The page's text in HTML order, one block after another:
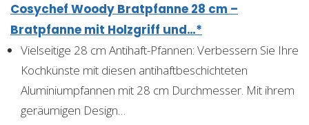
Cosychef Woody Bratpfanne 28 cm –
Bratpfanne mit Holzgriff und…*
Vielseitige 28 cm Antihaft-Pfannen: Verbessern Sie Ihre
Kochkünste mit diesen antihaftbeschichteten
Aluminiumpfannen mit 28 cm Durchmesser. Mit ihrem
geräumigen Design…